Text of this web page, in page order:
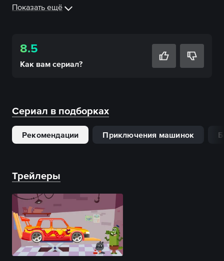
Показать ещё
8.5
Как вам сериал?
Сериал в подборках
Рекомендации Приключения машинок
Трейлеры